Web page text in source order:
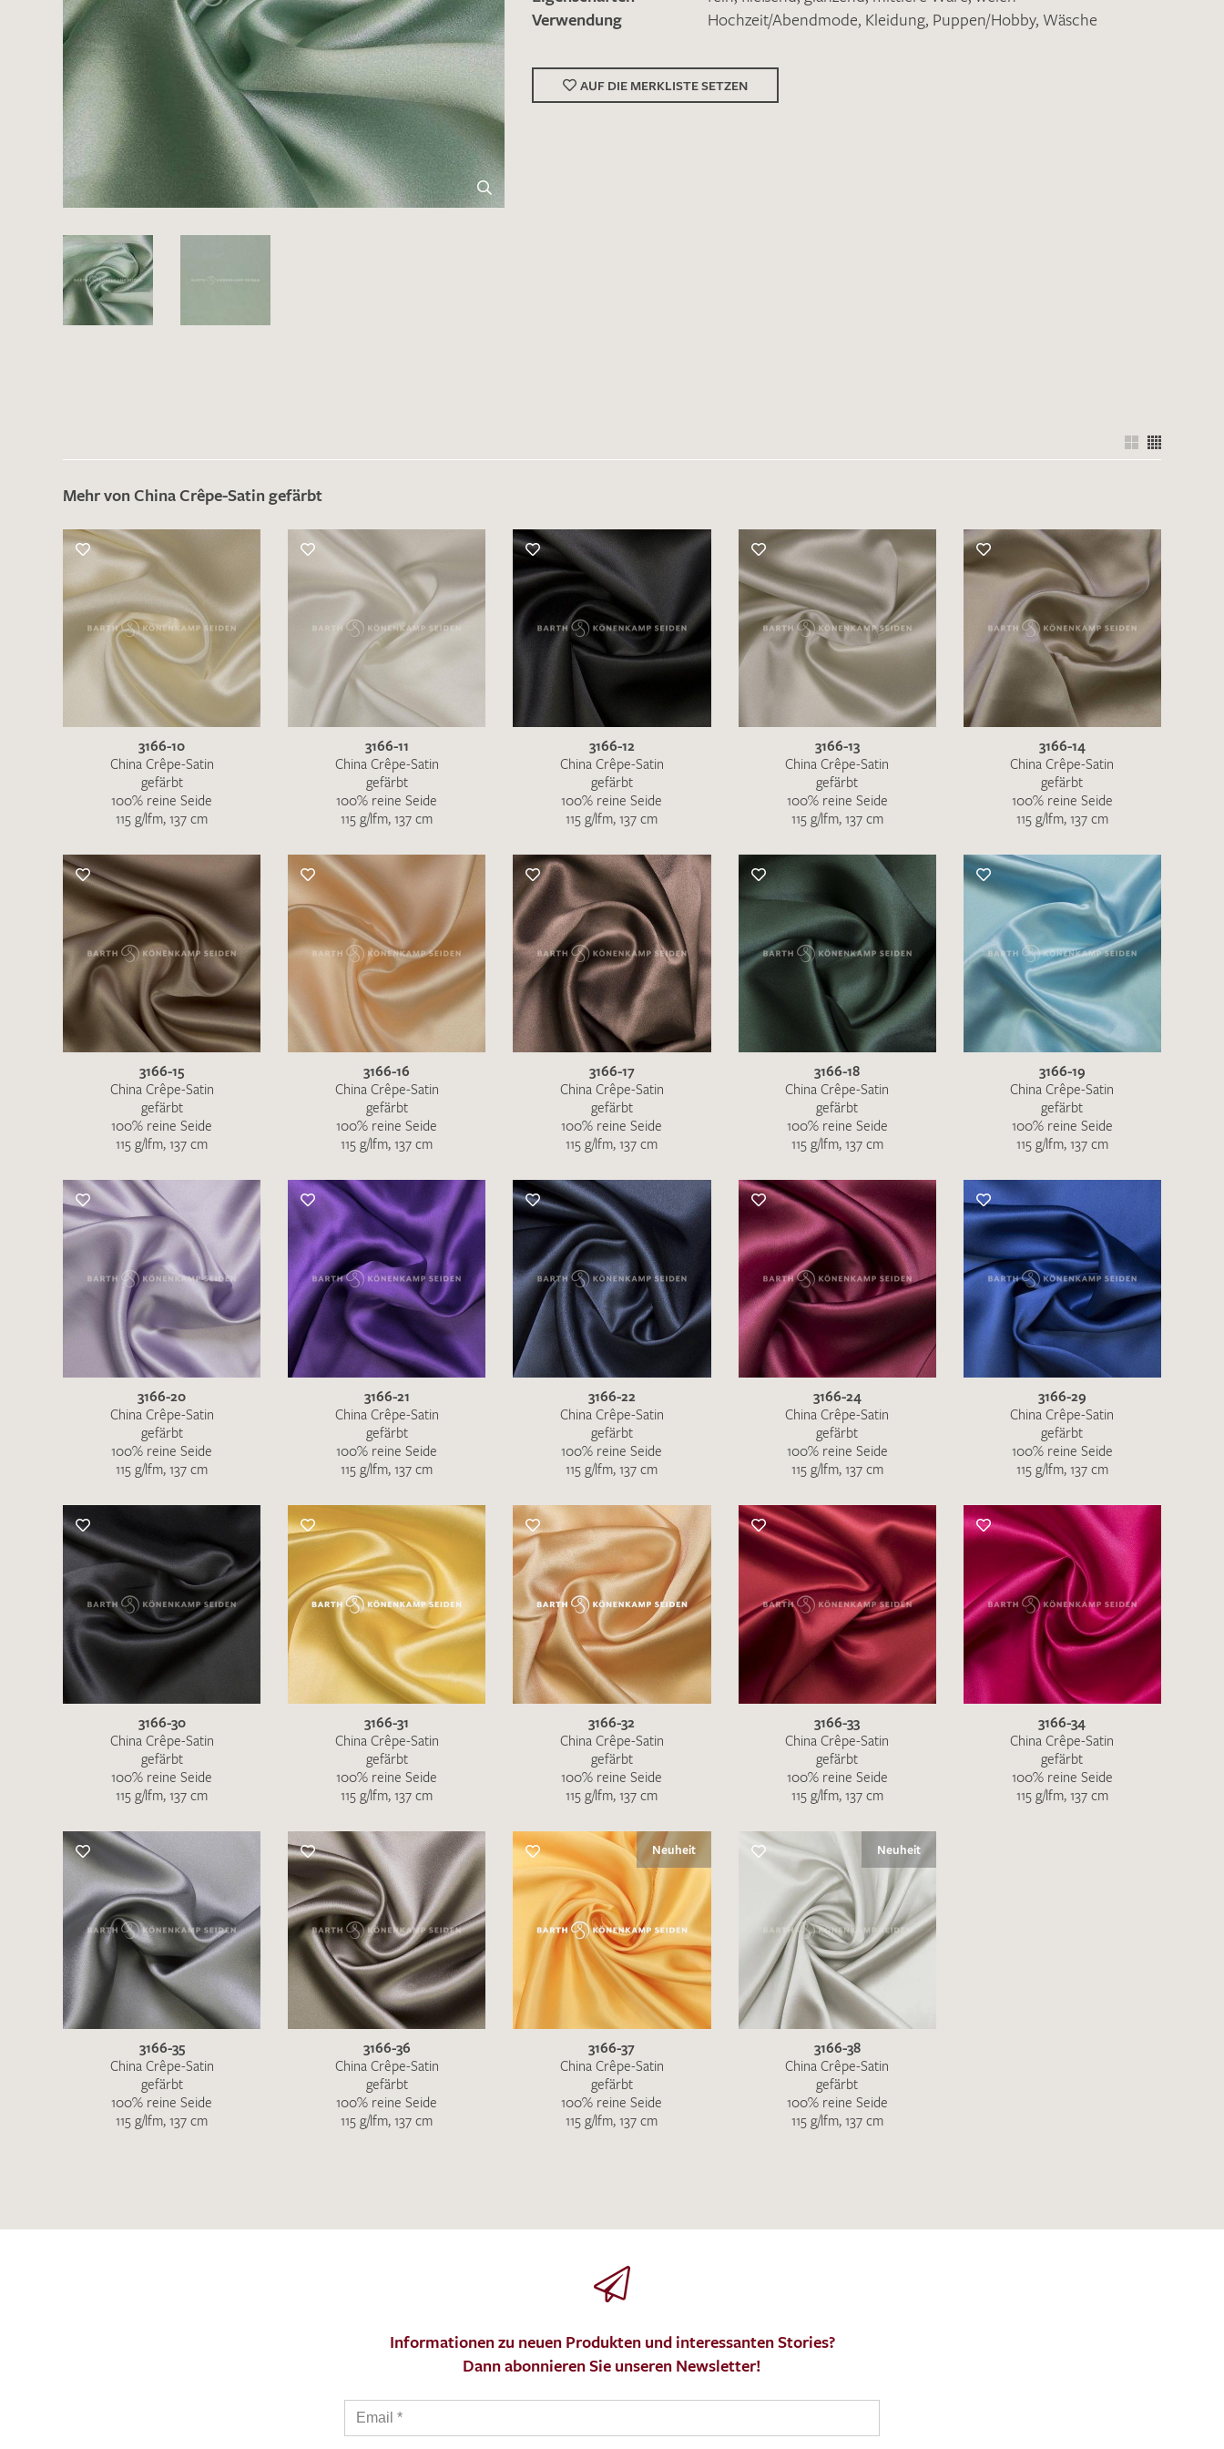
Merkliste / Musteranfrage
Es sind bisher keine Produkte auf Ihrer
Merkliste.
Sollten Sie dennoch eine individuelle
Musteranfrage stellen wollen, vermerken
Sie diese bitte im Feld "Anmerkungen".
IHRE KONTAKTDATEN
Leider ist das Kontaktformular zum aktuellen Zeitpunkt nicht funktionstüchtig. Bitte
schreiben Sie eine E-Mail mit ihren Kontaktdaten direkt an info@barth-seiden.de.
Wir arbeiten schnellstmöglich an einer Lösung – Danke!
Ich bin damit einverstanden, dass meine angegebenen Daten zur Beantwortung meiner Musteranfrage
MUSTERANFRAGE SENDEN
Verwendung
Hochzeit/Abendmode, Kleidung, Puppen/Hobby, Wäsche
AUF DIE MERKLISTE SETZEN
Mehr von China Crêpe-Satin gefärbt
3166-10
China Crêpe-Satin
gefärbt
100% reine Seide
115 g/lfm, 137 cm
3166-11
China Crêpe-Satin
gefärbt
100% reine Seide
115 g/lfm, 137 cm
3166-12
China Crêpe-Satin
gefärbt
100% reine Seide
115 g/lfm, 137 cm
3166-13
China Crêpe-Satin
gefärbt
100% reine Seide
115 g/lfm, 137 cm
3166-14
China Crêpe-Satin
gefärbt
100% reine Seide
115 g/lfm, 137 cm
3166-15
China Crêpe-Satin
gefärbt
100% reine Seide
115 g/lfm, 137 cm
3166-16
China Crêpe-Satin
gefärbt
100% reine Seide
115 g/lfm, 137 cm
3166-17
China Crêpe-Satin
gefärbt
100% reine Seide
115 g/lfm, 137 cm
3166-18
China Crêpe-Satin
gefärbt
100% reine Seide
115 g/lfm, 137 cm
3166-19
China Crêpe-Satin
gefärbt
100% reine Seide
115 g/lfm, 137 cm
3166-20
China Crêpe-Satin
gefärbt
100% reine Seide
115 g/lfm, 137 cm
3166-21
China Crêpe-Satin
gefärbt
100% reine Seide
115 g/lfm, 137 cm
3166-22
China Crêpe-Satin
gefärbt
100% reine Seide
115 g/lfm, 137 cm
3166-24
China Crêpe-Satin
gefärbt
100% reine Seide
115 g/lfm, 137 cm
3166-29
China Crêpe-Satin
gefärbt
100% reine Seide
115 g/lfm, 137 cm
3166-30
China Crêpe-Satin
gefärbt
100% reine Seide
115 g/lfm, 137 cm
3166-31
China Crêpe-Satin
gefärbt
100% reine Seide
115 g/lfm, 137 cm
3166-32
China Crêpe-Satin
gefärbt
100% reine Seide
115 g/lfm, 137 cm
3166-33
China Crêpe-Satin
gefärbt
100% reine Seide
115 g/lfm, 137 cm
3166-34
China Crêpe-Satin
gefärbt
100% reine Seide
115 g/lfm, 137 cm
3166-35
China Crêpe-Satin
gefärbt
100% reine Seide
115 g/lfm, 137 cm
3166-36
China Crêpe-Satin
gefärbt
100% reine Seide
115 g/lfm, 137 cm
Neuheit
3166-37
China Crêpe-Satin
gefärbt
100% reine Seide
115 g/lfm, 137 cm
Neuheit
3166-38
China Crêpe-Satin
gefärbt
100% reine Seide
115 g/lfm, 137 cm
Informationen zu neuen Produkten und interessanten Stories?
Dann abonnieren Sie unseren Newsletter!